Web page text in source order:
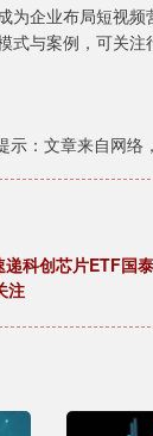
为企业布局短视频
式与案例，可关
示：文章来自网络
科创芯片ETF国
注